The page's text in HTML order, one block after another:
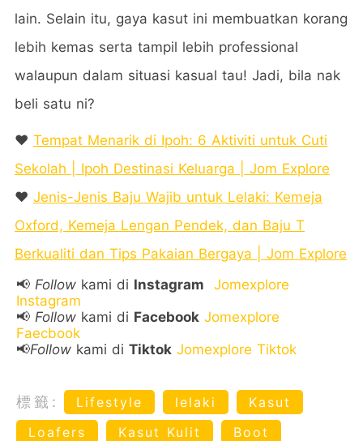
lain. Selain itu, gaya kasut ini membuatkan korang
lebih kemas serta tampil lebih professional
walaupun dalam situasi kasual tau! Jadi, bila nak
beli satu ni?
❤️ Tempat Menarik di Ipoh: 6 Aktiviti untuk Cuti
Sekolah | Ipoh Destinasi Keluarga | Jom Explore
❤️ Jenis-Jenis Baju Wajib untuk Lelaki: Kemeja
Oxford, Kemeja Lengan Pendek, dan Baju T
Berkualiti dan Tips Pakaian Bergaya | Jom Explore
📢 Follow kami di Instagram
Jomexplore
Instagram
📢 Follow kami di Facebook Jomexplore
Faecbook
📢Follow kami di Tiktok Jomexplore Tiktok
標籤: Lifestyle lelaki
Kasut
Loafers
Kasut Kulit
Boot